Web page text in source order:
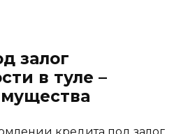
залог
в туле –
кредита под залог